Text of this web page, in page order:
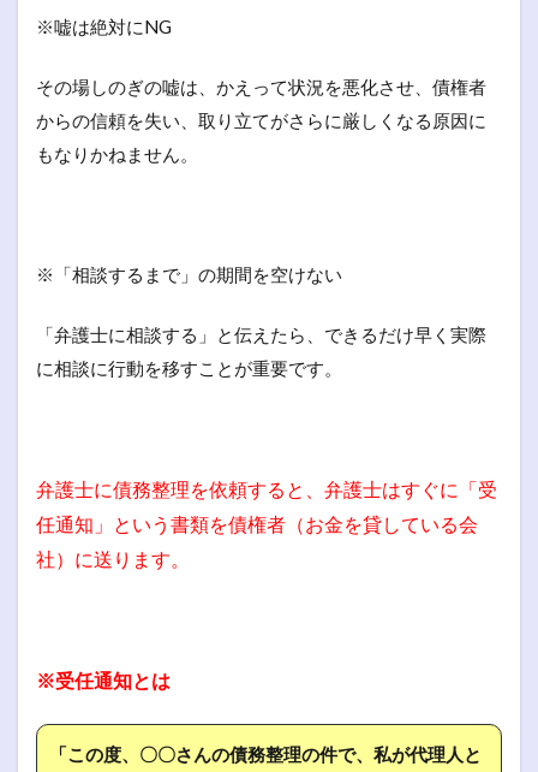
※嘘は絶対にNG
その場しのぎの嘘は、かえって状況を悪化させ、債権者
からの信頼を失い、取り立てがさらに厳しくなる原因に
もなりかねません。
※「相談するまで」の期間を空けない
「弁護士に相談する」と伝えたら、できるだけ早く実際
に相談に行動を移すことが重要です。
弁護士に債務整理を依頼すると、弁護士はすぐに「受
任通知」という書類を債権者（お金を貸している会
社）に送ります。
※受任通知とは
「この度、〇〇さんの債務整理の件で、私が代理人と